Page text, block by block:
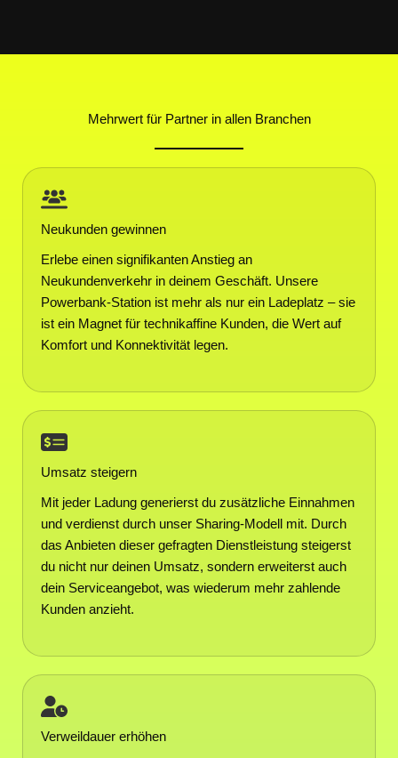
Mehrwert für Partner in allen Branchen
Neukunden gewinnen
Erlebe einen signifikanten Anstieg an
Neukundenverkehr in deinem Geschäft. Unsere
Powerbank-Station ist mehr als nur ein Ladeplatz – sie
ist ein Magnet für technikaffine Kunden, die Wert auf
Komfort und Konnektivität legen.
Umsatz steigern
Mit jeder Ladung generierst du zusätzliche Einnahmen
und verdienst durch unser Sharing-Modell mit. Durch
das Anbieten dieser gefragten Dienstleistung steigerst
du nicht nur deinen Umsatz, sondern erweiterst auch
dein Serviceangebot, was wiederum mehr zahlende
Kunden anzieht.
Verweildauer erhöhen